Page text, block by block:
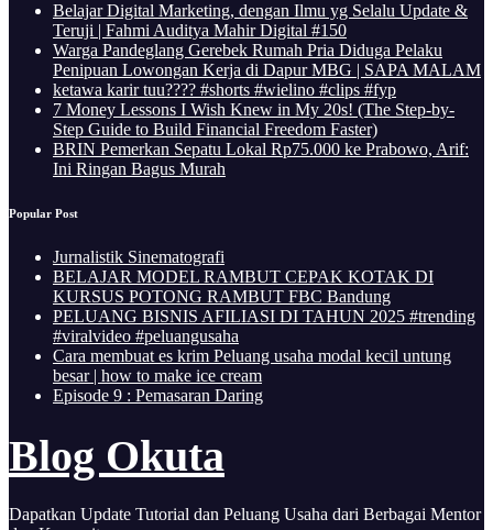
Belajar Digital Marketing, dengan Ilmu yg Selalu Update &
Teruji | Fahmi Auditya Mahir Digital #150
Warga Pandeglang Gerebek Rumah Pria Diduga Pelaku
Penipuan Lowongan Kerja di Dapur MBG | SAPA MALAM
ketawa karir tuu???? #shorts #wielino #clips #fyp
7 Money Lessons I Wish Knew in My 20s! (The Step-by-
Step Guide to Build Financial Freedom Faster)
BRIN Pemerkan Sepatu Lokal Rp75.000 ke Prabowo, Arif:
Ini Ringan Bagus Murah
Popular Post
Jurnalistik Sinematografi
BELAJAR MODEL RAMBUT CEPAK KOTAK DI
KURSUS POTONG RAMBUT FBC Bandung
PELUANG BISNIS AFILIASI DI TAHUN 2025 #trending
#viralvideo #peluangusaha
Cara membuat es krim Peluang usaha modal kecil untung
besar | how to make ice cream
Episode 9 : Pemasaran Daring
Blog Okuta
Dapatkan Update Tutorial dan Peluang Usaha dari Berbagai Mentor